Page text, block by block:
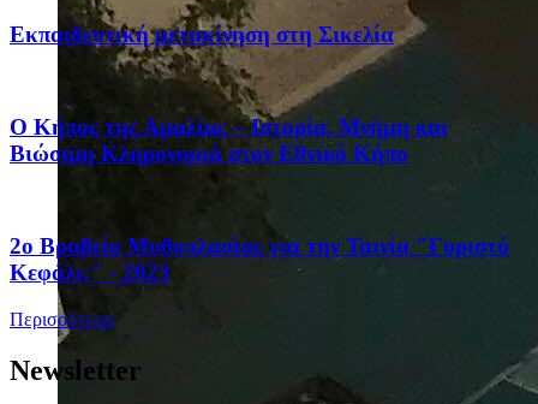
Eκπαιδευτική μετακίνηση στη Σικελία
Ο Κήπος της Αμαλίας – Ιστορία, Μνήμη και
Βιώσιμη Κληρονομιά στον Εθνικό Κήπο
2ο Βραβείο Μυθοπλασίας για την Ταινία "Γυριστό
Κεφάλι;" - 2023
Περισσότερα
Newsletter